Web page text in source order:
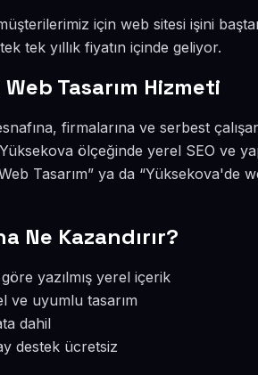
için web sitesi işini
tek yıllık fiyatın içinde geliyor.
Tasarım Hizmeti
firmalarına ve serbest
ölçeğinde yerel SEO ve
Tasarım” ya da “Yüksekova'de
Ne Kazandırır?
yazılmış yerel içerik
ve uyumlu tasarım
dahil
destek ücretsiz